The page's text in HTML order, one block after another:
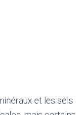
et les sels